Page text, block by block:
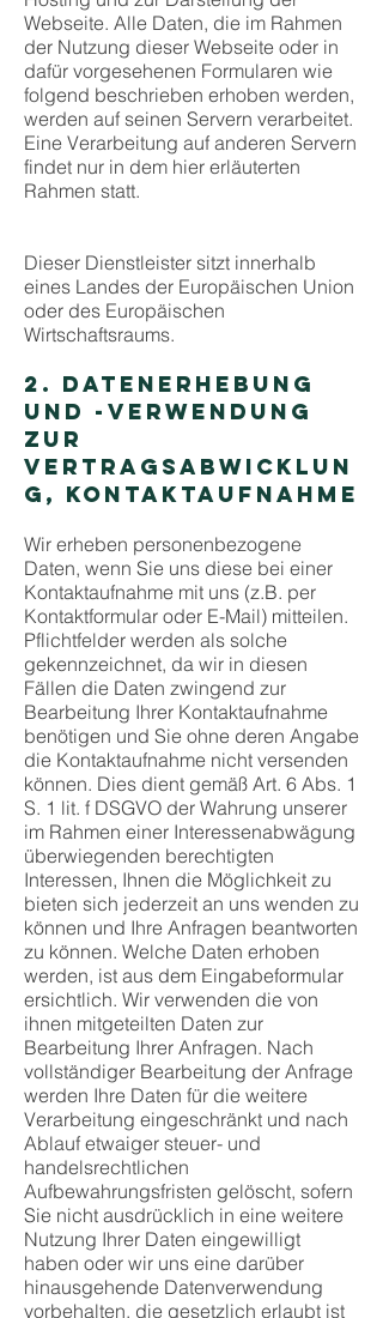
Webseite. Alle Daten, die im Rahmen
der Nutzung dieser Webseite oder in
dafür vorgesehenen Formularen wie
folgend beschrieben erhoben werden,
werden auf seinen Servern verarbeitet.
Eine Verarbeitung auf anderen Servern
findet nur in dem hier erläuterten
Rahmen statt.
Dieser Dienstleister sitzt innerhalb
eines Landes der Europäischen Union
oder des Europäischen
Wirtschaftsraums.
2. DATENERHEBUNG
UND -VERWENDUNG
ZUR
VERTRAGSABWICKLUN
G, KONTAKTAUFNAHME
Wir erheben personenbezogene
Daten, wenn Sie uns diese bei einer
Kontaktaufnahme mit uns (z.B. per
Kontaktformular oder E-Mail) mitteilen.
Pflichtfelder werden als solche
gekennzeichnet, da wir in diesen
Fällen die Daten zwingend zur
Bearbeitung Ihrer Kontaktaufnahme
benötigen und Sie ohne deren Angabe
die Kontaktaufnahme nicht versenden
können. Dies dient gemäß Art. 6 Abs. 1
S. 1 lit. f DSGVO der Wahrung unserer
im Rahmen einer Interessenabwägung
überwiegenden berechtigten
Interessen, Ihnen die Möglichkeit zu
bieten sich jederzeit an uns wenden zu
können und Ihre Anfragen beantworten
zu können. Welche Daten erhoben
werden, ist aus dem Eingabeformular
ersichtlich. Wir verwenden die von
ihnen mitgeteilten Daten zur
Bearbeitung Ihrer Anfragen. Nach
vollständiger Bearbeitung der Anfrage
werden Ihre Daten für die weitere
Verarbeitung eingeschränkt und nach
Ablauf etwaiger steuer- und
handelsrechtlichen
Aufbewahrungsfristen gelöscht, sofern
Sie nicht ausdrücklich in eine weitere
Nutzung Ihrer Daten eingewilligt
haben oder wir uns eine darüber
hinausgehende Datenverwendung
vorbehalten, die gesetzlich erlaubt ist